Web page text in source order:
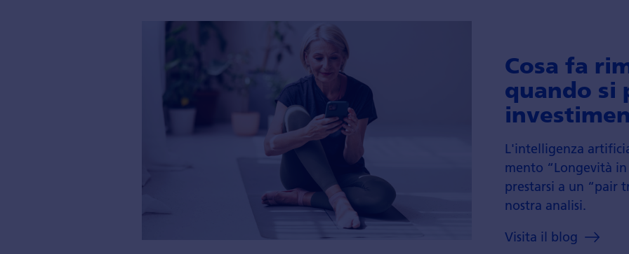
Cosa fa
quando si
L'intelli­­genza
mento “Longevità
prestarsi a un “pair
nostra analisi.
Visita il blog